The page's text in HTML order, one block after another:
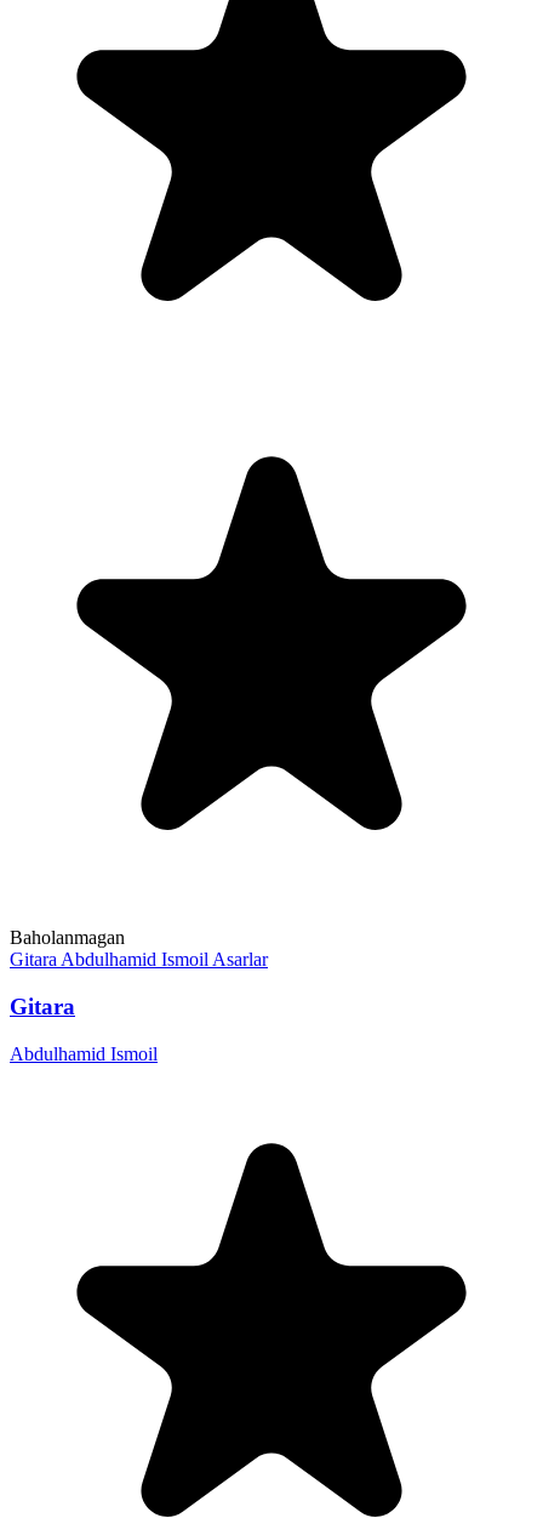
Baholanmagan
Gitara Abdulhamid Ismoil Asarlar
Gitara
Abdulhamid Ismoil